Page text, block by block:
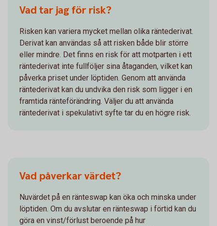
Vad tar jag för risk?
Risken kan variera mycket mellan olika räntederivat.
Derivat kan användas så att risken både blir större
eller mindre. Det finns en risk för att motparten i ett
räntederivat inte fullföljer sina åtaganden, vilket kan
påverka priset under löptiden. Genom att använda
räntederivat kan du undvika den risk som ligger i en
framtida ränteförändring. Väljer du att använda
räntederivat i spekulativt syfte tar du en högre risk.
Vad påverkar värdet?
Nuvärdet på en ränteswap kan öka och minska under
löptiden. Om du avslutar en ränteswap i förtid kan du
göra en vinst/förlust beroende på hur